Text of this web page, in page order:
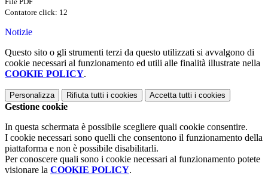
Contatore click: 12
Notizie
Questo sito o gli strumenti terzi da questo utilizzati si avvalgono di
cookie necessari al funzionamento ed utili alle finalità illustrate nella
COOKIE POLICY.
Personalizza Rifiuta tutti i cookies Accetta tutti i cookies
Gestione cookie
In questa schermata è possibile scegliere quali cookie consentire.
I cookie necessari sono quelli che consentono il funzionamento della
piattaforma e non è possibile disabilitarli.
Per conoscere quali sono i cookie necessari al funzionamento potete
visionare la COOKIE POLICY.